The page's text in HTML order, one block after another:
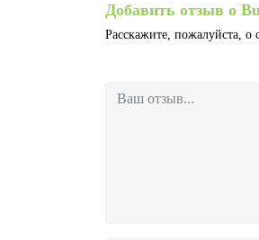
Добавить отзыв о
Расскажите, пожалуйста, о